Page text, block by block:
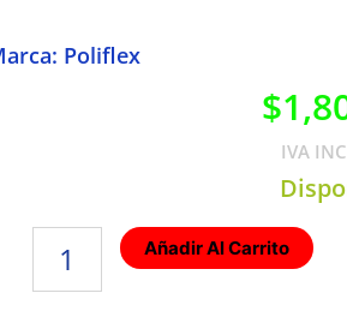
Poliflex
$
IVA
Añadir Al Carrito